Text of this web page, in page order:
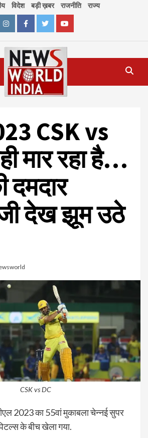
विदेश बड़ी ख़बर राजनीति राज्य
InstagramFacebookTwitterYoutube
CSK vs
मार रहा है…
दमदार
देख झूम उठे
CSK vs DC
2023 का 55वां मुकाबला चेन्नई सुपर
के बीच खेला गया.